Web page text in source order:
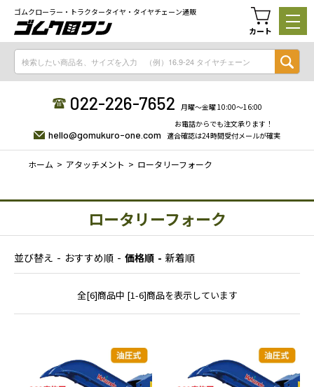
ゴムクローラー・トラクタータイヤ・タイヤチェーン通販
カート
022-226-7652 月曜〜金曜 10:00〜16:00
hello@gomukuro-one.com
お電話からでも注文承ります！
適合確認は24時間受付メールが確実
ホーム アタッチメント ロータリーフォーク
ロータリーフォーク
並び替え おすすめ順 価格順 新着順
全[6]商品中 [1-6]商品を表示しています